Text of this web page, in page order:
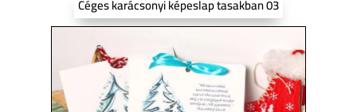
Céges karácsonyi képeslap tasakban 03